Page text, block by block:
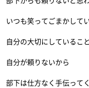
いつも笑ってごまかして
自分の大切にしているこ
自分が頼りないから
部下は仕方なく手伝って